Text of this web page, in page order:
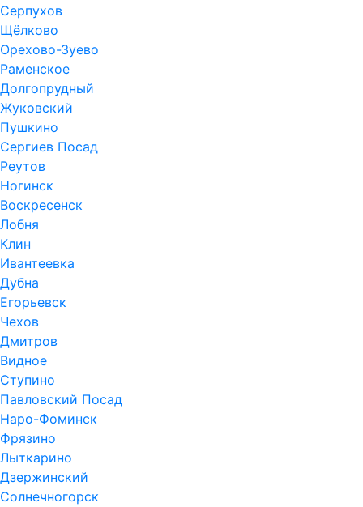
Серпухов
Щёлково
Орехово-Зуево
Раменское
Долгопрудный
Жуковский
Пушкино
Сергиев Посад
Реутов
Ногинск
Воскресенск
Лобня
Клин
Ивантеевка
Дубна
Егорьевск
Чехов
Дмитров
Видное
Ступино
Павловский Посад
Наро-Фоминск
Фрязино
Лыткарино
Дзержинский
Солнечногорск